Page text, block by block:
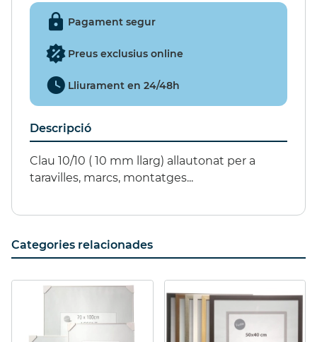
EXCITER 15ml.
49,55 € (15%)
42,12 €
Pagament segur
Preus exclusius online
Lliurament en 24/48h
Descripció
Clau 10/10 ( 10 mm llarg) allautonat per a
taravilles, marcs, montatges...
Categories relacionades